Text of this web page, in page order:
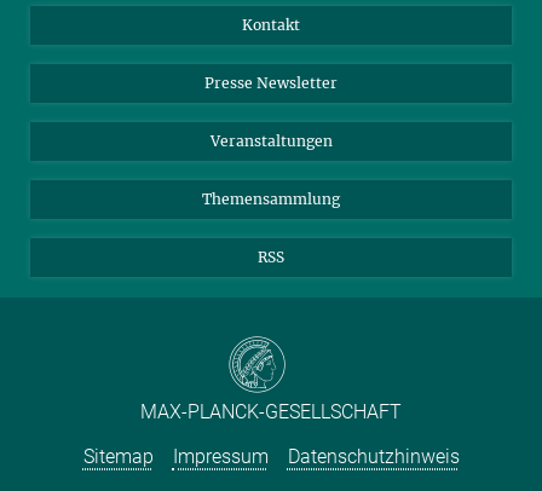
Meldestelle Fehlverhalten
TikTok
Instagram
YouTube
Kontakt
Presse Newsletter
Veranstaltungen
Themensammlung
RSS
MAX-PLANCK-GESELLSCHAFT
Sitemap
Impressum Datenschutzhinweis